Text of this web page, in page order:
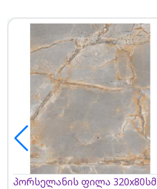
პორსელანის ფილა 320x80სმ